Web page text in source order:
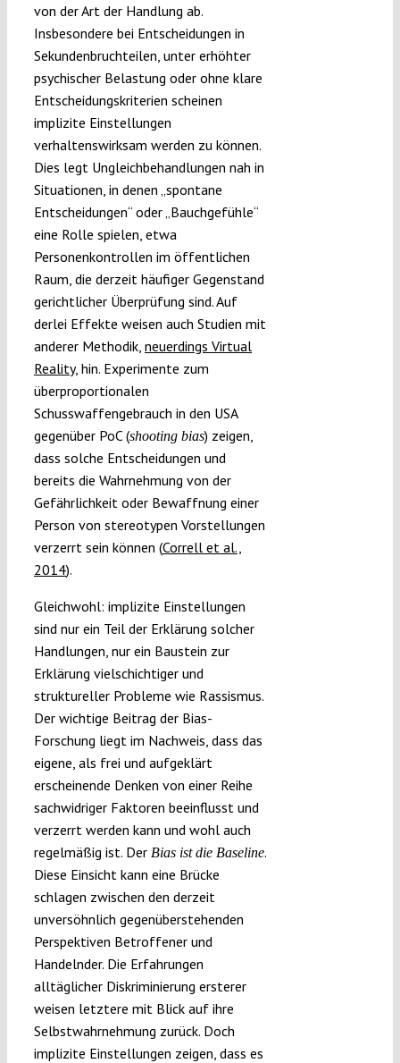
von der Art der Handlung ab.
Insbesondere bei Entscheidungen in
Sekundenbruchteilen, unter erhöhter
psychischer Belastung oder ohne klare
Entscheidungskriterien scheinen
implizite Einstellungen
verhaltenswirksam werden zu können.
Dies legt Ungleichbehandlungen nah in
Situationen, in denen „spontane
Entscheidungen“ oder „Bauchgefühle“
eine Rolle spielen, etwa
Personenkontrollen im öffentlichen
Raum, die derzeit häufiger Gegenstand
gerichtlicher Überprüfung sind. Auf
derlei Effekte weisen auch Studien mit
anderer Methodik, neuerdings Virtual
Reality, hin. Experimente zum
überproportionalen
Schusswaffengebrauch in den USA
gegenüber PoC (shooting bias) zeigen,
dass solche Entscheidungen und
bereits die Wahrnehmung von der
Gefährlichkeit oder Bewaffnung einer
Person von stereotypen Vorstellungen
verzerrt sein können (Correll et al.,
2014).
Gleichwohl: implizite Einstellungen
sind nur ein Teil der Erklärung solcher
Handlungen, nur ein Baustein zur
Erklärung vielschichtiger und
struktureller Probleme wie Rassismus.
Der wichtige Beitrag der Bias-
Forschung liegt im Nachweis, dass das
eigene, als frei und aufgeklärt
erscheinende Denken von einer Reihe
sachwidriger Faktoren beeinflusst und
verzerrt werden kann und wohl auch
regelmäßig ist. Der Bias ist die Baseline.
Diese Einsicht kann eine Brücke
schlagen zwischen den derzeit
unversöhnlich gegenüberstehenden
Perspektiven Betroffener und
Handelnder. Die Erfahrungen
alltäglicher Diskriminierung ersterer
weisen letztere mit Blick auf ihre
Selbstwahrnehmung zurück. Doch
implizite Einstellungen zeigen, dass es